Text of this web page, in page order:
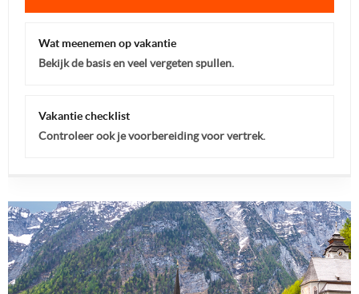
Wat meenemen op vakantie
Bekijk de basis en veel vergeten spullen.
Vakantie checklist
Controleer ook je voorbereiding voor vertrek.